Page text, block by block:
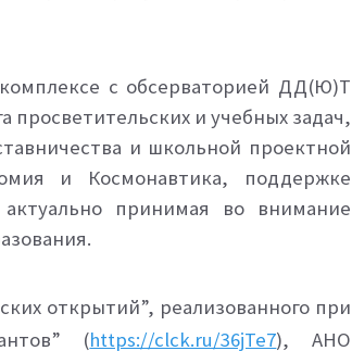
с обсерваторией ДД(Ю)Т
и учебных задач,
и школьной проектной
и Космонавтика, поддержке
принимая во внимание
открытий”, реализованного при
(https://clck.ru/36jTe7), АНО